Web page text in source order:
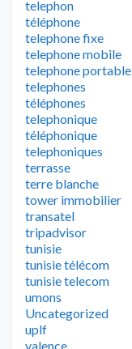
telephon
téléphone
telephone fixe
telephone mobile
telephone portable
telephones
téléphones
telephonique
téléphonique
telephoniques
terrasse
terre blanche
tower immobilier
transatel
tripadvisor
tunisie
tunisie télécom
tunisie telecom
umons
Uncategorized
uplf
valence